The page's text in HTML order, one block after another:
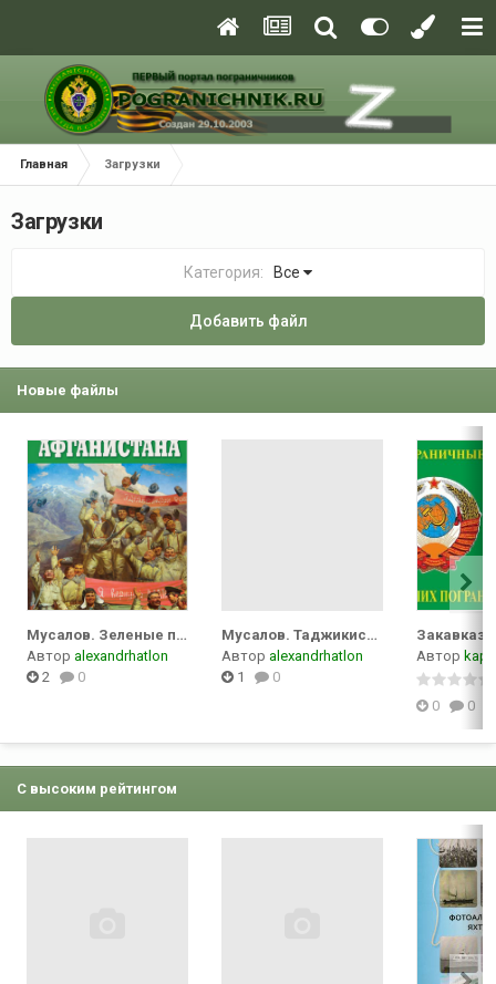
Главная Загрузки
Загрузки
Добавить файл
Категория: Все
Новые файлы
Мусалов. Зеленые погоны Афганистана
Автор alexandrhatlon
2
0
Мусалов. Таджикистан 1992–2005. Война на забытой границе
Автор alexandrhatlon
1
0
Автор
0 0
С высоким рейтингом